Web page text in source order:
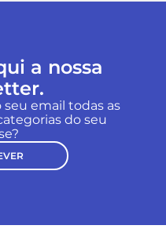
a nossa
email todas as
do seu